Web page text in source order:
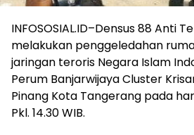
INFOSOSIAL.ID–Densus 88 Anti
melakukan penggeledahan
jaringan teroris Negara Islam
Perum Banjarwijaya Cluster
Pinang Kota Tangerang pada
Pkl. 14.30 WIB.